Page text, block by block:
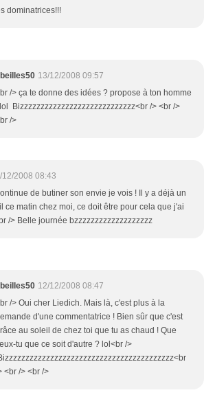
dominatrices!!!
13/12/2008 09:57
/> ça te donne des idées ? propose à ton homme
Bizzzzzzzzzzzzzzzzzzzzzzzzzzzz<br /> <br />
/>
12/2008 08:43
de butiner son envie je vois ! Il y a déjà un
ce matin chez moi, ce doit être pour cela que j'ai
/> Belle journée bzzzzzzzzzzzzzzzzzzz
12/12/2008 08:47
/> Oui cher Liedich. Mais là, c'est plus à la
d'une commentatrice ! Bien sûr que c'est
au soleil de chez toi que tu as chaud ! Que
tu que ce soit d'autre ? lol<br />
<br /> <br />